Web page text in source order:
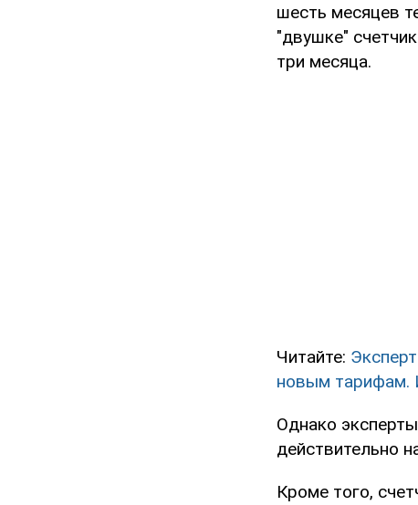
шесть месяцев
"двушке"
три месяца.
Читайте:
новым тарифам.
Однако
действительно
Кроме того,